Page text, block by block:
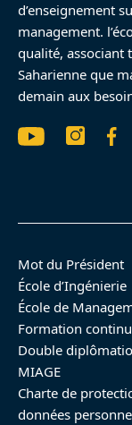
d’enseignement
management.
qualité, associant
Saharienne que
demain aux
Mot du Président
École d’Ingénierie
École de
Formation
Double
MIAGE
Charte de
données